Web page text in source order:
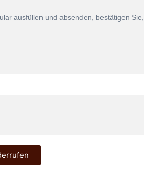
ausfüllen und absenden, bestätigen